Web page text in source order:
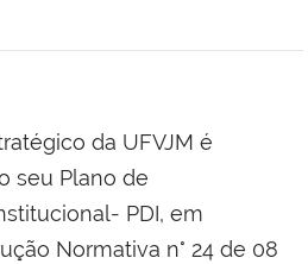
da UFVJM é
seu Plano de
PDI, em
Normativa n° 24 de 08